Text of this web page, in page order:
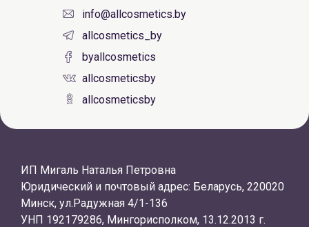
info@allcosmetics.by
allcosmetics_by
byallcosmetics
allcosmeticsby
allcosmeticsby
ИП Мигаль Наталья Петровна
Юридический и почтовый адрес: Беларусь, 220020
Минск, ул.Радужная 4/1-136
УНП 192179286, Мингорисполком, 13.12.2013 г.